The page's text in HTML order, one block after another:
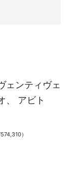
ェンティヴェ
、 アビト
）